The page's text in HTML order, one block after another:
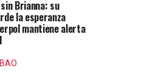
Brianna: su
la esperanza
mantiene alerta